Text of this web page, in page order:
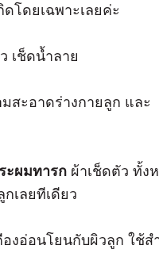
โดยเฉพาะเลยค่ะ
เช็ดน้ำลาย
สะอาดร่างกายลูก และ
ะผมทารก ผ้าเช็ดตัว ทั้ง
เลยทีเดียว
องอ่อนโยนกับผิวลูก ใช้ส